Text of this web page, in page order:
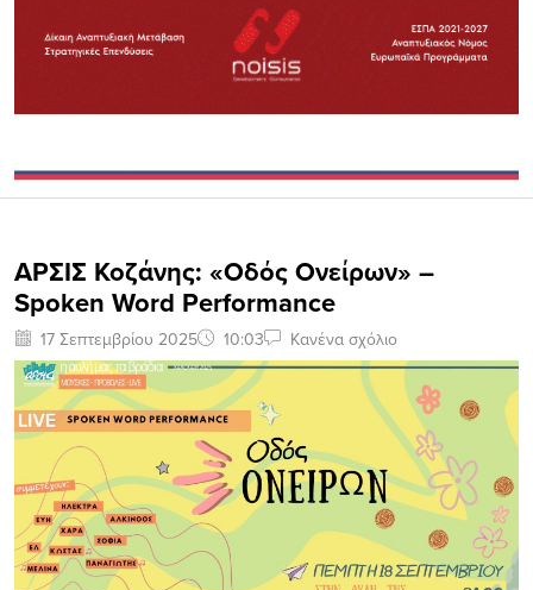
ΑΡΣΙΣ Κοζάνης: «Οδός Ονείρων» –
Spoken Word Performance
17 Σεπτεμβρίου 2025 10:03 Κανένα σχόλιο